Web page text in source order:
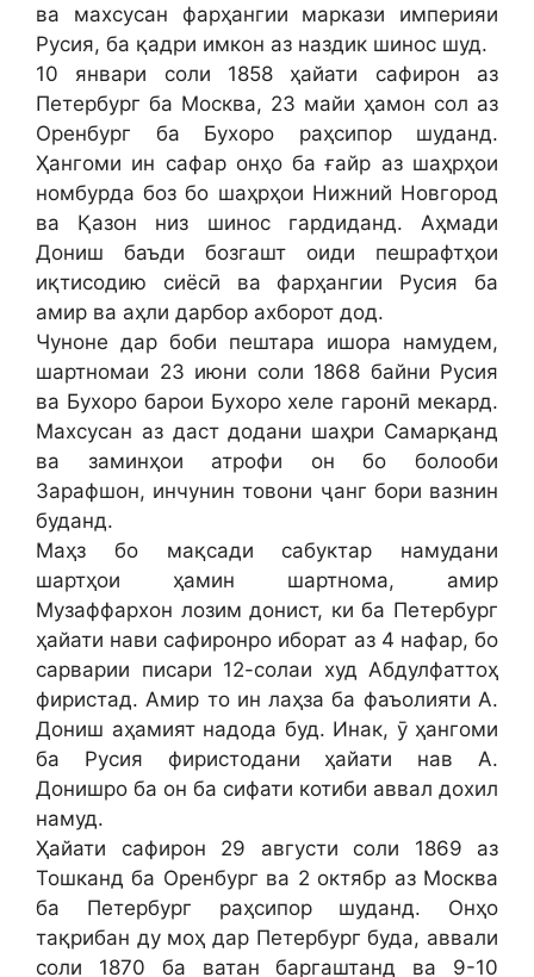
ва махсусан фарҳангии маркази империяи
Русия, ба қадри имкон аз наздик шинос шуд.
10 январи соли 1858 ҳайати сафирон аз
Петербург ба Москва, 23 майи ҳамон сол аз
Оренбург ба Бухоро раҳсипор шуданд.
Ҳангоми ин сафар онҳо ба ғайр аз шаҳрҳои
номбурда боз бо шаҳрҳои Нижний Новгород
ва Қазон низ шинос гардиданд. Аҳмади
Дониш баъди бозгашт оиди пешрафтҳои
иқтисодию сиёсӣ ва фарҳангии Русия ба
амир ва аҳли дарбор ахборот дод.
Чуноне дар боби пештара ишора намудем,
шартномаи 23 июни соли 1868 байни Русия
ва Бухоро барои Бухоро хеле гаронӣ мекард.
Махсусан аз даст додани шаҳри Самарқанд
ва заминҳои атрофи он бо болооби
Зарафшон, инчунин товони ҷанг бори вазнин
буданд.
Маҳз бо мақсади сабуктар намудани
шартҳои ҳамин шартнома, амир
Музаффархон лозим донист, ки ба Петербург
ҳайати нави сафиронро иборат аз 4 нафар, бо
сарварии писари 12-солаи худ Абдулфаттоҳ
фиристад. Амир то ин лаҳза ба фаъолияти А.
Дониш аҳамият надода буд. Инак, ӯ ҳангоми
ба Русия фиристодани ҳайати нав А.
Донишро ба он ба сифати котиби аввал дохил
намуд.
Ҳайати сафирон 29 августи соли 1869 аз
Тошканд ба Оренбург ва 2 октябр аз Москва
ба Петербург раҳсипор шуданд. Онҳо
тақрибан ду моҳ дар Петербург буда, аввали
соли 1870 ба ватан баргаштанд ва 9-10